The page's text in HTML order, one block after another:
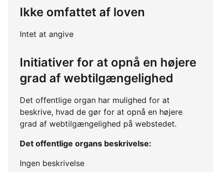
Ikke omfattet af loven
Intet at angive
Initiativer for at opnå en højere
grad af webtilgængelighed
Det offentlige organ har mulighed for at
beskrive, hvad de gør for at opnå en højere
grad af webtilgængelighed på webstedet.
Det offentlige organs beskrivelse:
Ingen beskrivelse